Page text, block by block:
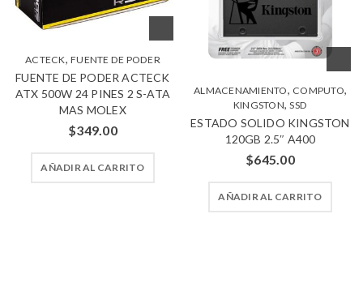
ACTECK,FUENTE DE PODER
FUENTE DE PODER ACTECK
ATX 500W 24 PINES 2 S-ATA
MAS MOLEX
$349.00
AÑADIR AL CARRITO
ALMACENAMIENTO, COMPUTO,
KINGSTON,SSD
ESTADO SOLIDO KINGSTON
120GB 2.5″ A400
$645.00
AÑADIR AL CARRITO